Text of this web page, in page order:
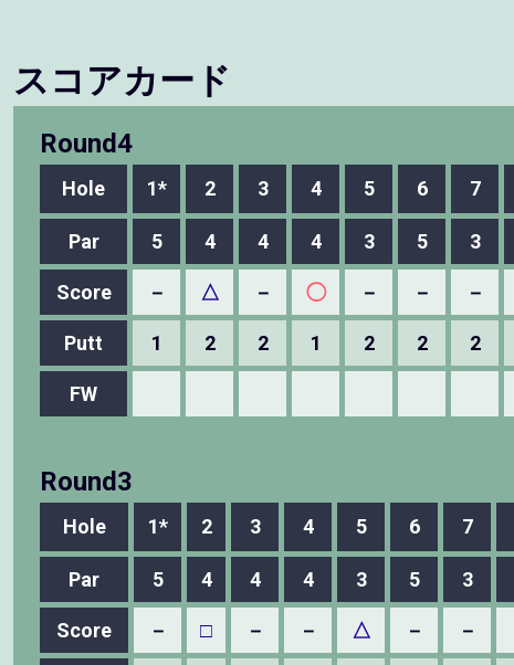
スコアカード
Round4
Hole 1* 2 3 4 5 6 7
Par
5 4 4 4 3 5 3
Score － △ － ◯ － － －
Putt 1 2 2 1 2 2 2
FW
Round3
Hole 1* 2 3 4 5 6 7
Par
5 4 4 4 3 5 3
Score － □ － － △ － －